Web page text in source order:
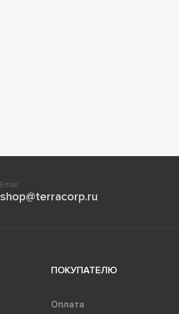
Email
shop@terracorp.ru
ПОКУПАТЕЛЮ
Оплата